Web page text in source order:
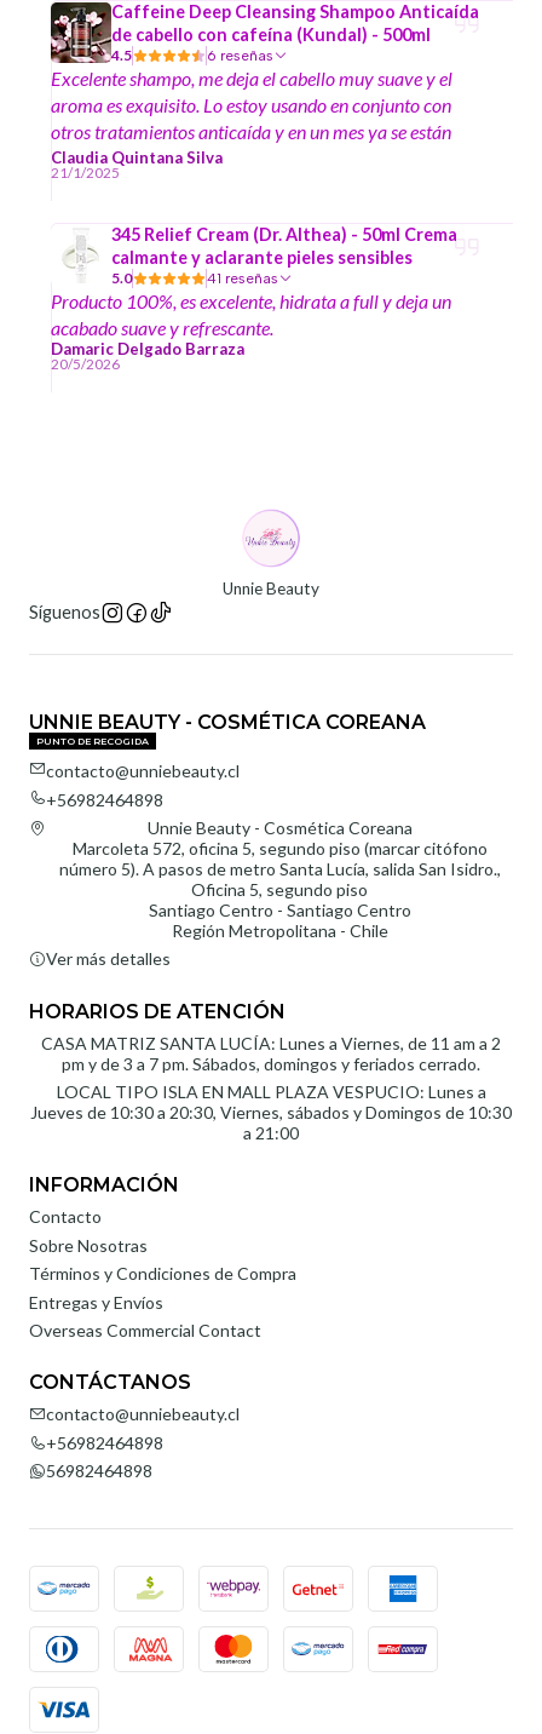
Caffeine Deep Cleansing Shampoo Anticaída
de cabello con cafeína (Kundal) - 500ml
4.5 6 reseñas
Excelente shampo, me deja el cabello muy suave y el
aroma es exquisito. Lo estoy usando en conjunto con
otros tratamientos anticaída y en un mes ya se están
notando cambios.
Claudia Quintana Silva
21/1/2025
345 Relief Cream (Dr. Althea) - 50ml Crema
calmante y aclarante pieles sensibles
5.0 41 reseñas
Producto 100%, es excelente, hidrata a full y deja un
acabado suave y refrescante.
Damaric Delgado Barraza
20/5/2026
Unnie Beauty
Síguenos
UNNIE BEAUTY - COSMÉTICA COREANA
PUNTO DE RECOGIDA
contacto@unniebeauty.cl
+56982464898
Unnie Beauty - Cosmética Coreana
Marcoleta 572, oficina 5, segundo piso (marcar citófono
número 5). A pasos de metro Santa Lucía, salida San Isidro.,
Oficina 5, segundo piso
Santiago Centro - Santiago Centro
Región Metropolitana - Chile
Ver más detalles
HORARIOS DE ATENCIÓN
CASA MATRIZ SANTA LUCÍA: Lunes a Viernes, de 11 am a 2
pm y de 3 a 7 pm. Sábados, domingos y feriados cerrado.
LOCAL TIPO ISLA EN MALL PLAZA VESPUCIO: Lunes a
Jueves de 10:30 a 20:30, Viernes, sábados y Domingos de 10:30
a 21:00
INFORMACIÓN
Contacto
Sobre Nosotras
Términos y Condiciones de Compra
Entregas y Envíos
Overseas Commercial Contact
CONTÁCTANOS
contacto@unniebeauty.cl
+56982464898
56982464898